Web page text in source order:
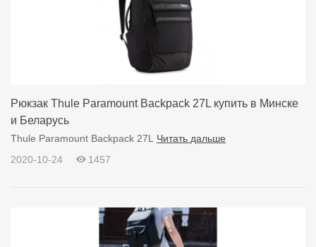
Рюкзак Thule Paramount Backpack 27L купить в Минске
и Беларусь
Thule Paramount Backpack 27L Читать дальше
2020-10-24
1457